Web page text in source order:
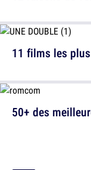
50+ des
11 films les